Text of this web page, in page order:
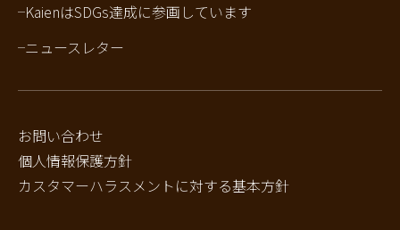
KaienはSDGs達成に参画しています
ニュースレター
お問い合わせ
個人情報保護方針
カスタマーハラスメントに対する基本方針